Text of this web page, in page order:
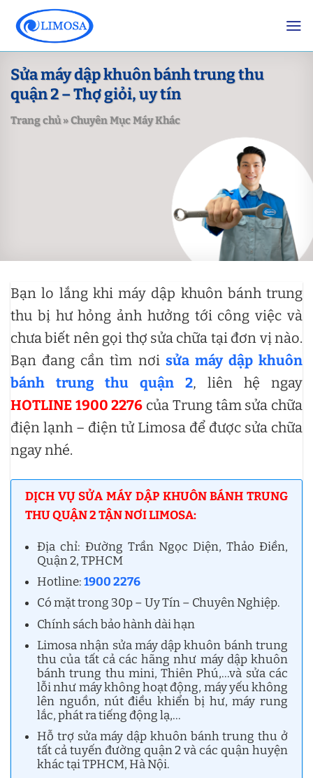
content
Sửa máy dập khuôn bánh trung thu
quận 2 – Thợ giỏi, uy tín
Trang chủ»Chuyên Mục Máy Khác
Bạn lo lắng khi máy dập khuôn bánh trung
thu bị hư hỏng ảnh hưởng tới công việc và
chưa biết nên gọi thợ sửa chữa tại đơn vị nào.
Bạn đang cần tìm nơi sửa máy dập khuôn
bánh trung thu quận 2,
liên hệ ngay
HOTLINE 1900 2276 của Trung tâm sửa chữa
điện lạnh – điện tử Limosa để được sửa chữa
ngay nhé.
DỊCH VỤ SỬA MÁY DẬP KHUÔN BÁNH TRUNG
THU QUẬN 2 TẬN NƠI LIMOSA:
Địa chỉ: Đường Trần Ngọc Diện, Thảo Điền,
Quận 2, TPHCM
Hotline:1900 2276
Có mặt trong 30p – Uy Tín – Chuyên Nghiệp.
Chính sách bảo hành dài hạn
Limosa nhận sửa máy dập khuôn bánh trung
thu của tất cả các hãng như máy dập khuôn
bánh trung thu mini, Thiên Phú,…và sửa các
lỗi như máy không hoạt động, máy yếu không
lên nguồn, nút điều khiển bị hư, máy rung
lắc, phát ra tiếng động lạ,…
Hỗ trợ sửa máy dập khuôn bánh trung thu ở
tất cả tuyến đường quận 2 và các quận huyện
khác tại TPHCM, Hà Nội.